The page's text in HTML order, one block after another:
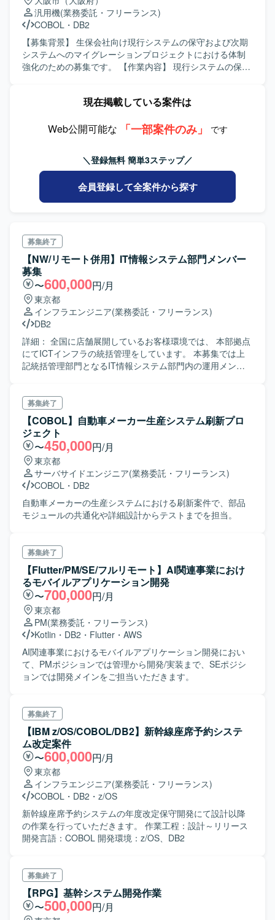
したバッチ基盤環境を想定しており、REST APIベースのア
ーキテクチャやSQLストアドプロシージャを活用した構成
となります。 今後、Spring BootやJDK21以上、DB2 for i、
Apache Airflow、Python、生成AIツールなどの活用も見込ま
れております。
像】 AIXおよびDB2に関する知見を活かしつつ、システム全
体の構成や影響範囲を意識して作業を進めていただける方
を求めています。ドキュメントを参照しながら自走して対
応できる方や、課題が発生した際に関係者と連携しながら
解決に向けて粘り強く取り組める方が望ましいです。 【ポ
ジションの魅力】 ミッションクリティカルな保険システム
ます。AIX環境下での実務経験をさらに深められるほか、今
ションです。 【開発環境】 AIX上で稼働するDB2環境を対
検証・切替手順の設計および実施を行っていただきます。
汎用機(業務委託・フリーランス)
COBOL ・ DB2
【募集背景】 生保会社向け現行システムの保守および次期
システムへのマイグレーションプロジェクトにおける体制
強化のための募集です。 【作業内容】 現行システムの保守
の洗い出しや不具合の検証を行っていただきます。基本設
める人物像】 関係者と円滑にコミュニケーションを取りな
す。保守とマイグレーションの両方の視点を持ち、責任感
を持って粘り強く対応いただける方が望ましいです。 【ポ
ジションの魅力】 生保を中心とした金融系システムに携わ
ることで、業務知識とレガシーから次期システムへのマイ
グレーション経験を同時に積むことができます。COBOLに
スト＞汎用機（日立）、DB：XDM、RD ＜サーバー＞OS：
WebApps、DB：HiRDB、DB2 フレームワーク：JSF 開発
言語：COBOL、HTML、JavaScript、Java、CSS 開発ツー
ル：GITHub、Subversion（SVN）を利用しています。
現在掲載している案件は
Web公開可能な
「一部案件のみ」 です
＼登録無料 簡単3ステップ／
会員登録して全案件から探す
募集終了
【NW/リモート併用】IT情報システム部門メンバー
募集
〜600,000円/月
東京都
インフラエンジニア(業務委託・フリーランス)
DB2
詳細： 全国に店舗展開しているお客様環境では、 本部拠点
にてICTインフラの統括管理をしています。 本募集では上
記統括管理部門となるIT情報システム部門内の運用メンバ
している3名のメンバとともにご対応をいただきます。
業務 範囲： 1) 施策(プロジェクト)側からの依頼に基づき,
各インフラ設定の変更変更、構成変更(伴う調査も含む) 2)
障害対応 3) ユーザ問い合わせ対応 4) 運用課題管理, 改善提
案 5) 運用コスト管理 本募集で運用内で店舗に関連するIT業
務も対応範囲となります 店舗デバイスのキッティング対
応、インシデント対応 etc.)
募集終了
【COBOL】自動車メーカー生産システム刷新プロ
ジェクト
〜450,000円/月
東京都
サーバサイドエンジニア(業務委託・フリーランス)
COBOL ・ DB2
自動車メーカーの生産システムにおける刷新案件で、部品
モジュールの共通化や詳細設計からテストまでを担当。
募集終了
【Flutter/PM/SE/フルリモート】AI関連事業におけ
るモバイルアプリケーション開発
〜700,000円/月
東京都
PM(業務委託・フリーランス)
Kotlin ・ DB2 ・ Flutter ・ AWS
AI関連事業におけるモバイルアプリケーション開発におい
て、PMポジションでは管理から開発/実装まで、SEポジシ
ョンでは開発メインをご担当いただきます。
募集終了
【IBM z/OS/COBOL/DB2】新幹線座席予約システ
ム改定案件
〜600,000円/月
東京都
インフラエンジニア(業務委託・フリーランス)
COBOL ・ DB2 ・ z/OS
新幹線座席予約システムの年度改定保守開発にて設計以降
の作業を行っていただきます。 作業工程：設計～リリース
開発言語：COBOL 開発環境：z/OS、DB2
募集終了
【RPG】基幹システム開発作業
〜500,000円/月